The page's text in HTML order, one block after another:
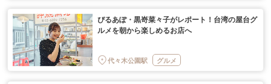
ぴるあぽ・黒嵜菜々子がレポート！台湾の屋台グ
ルメを朝から楽しめるお店へ
代々木公園駅 グルメ